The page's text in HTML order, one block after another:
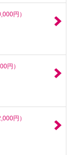
円）
円）
円）